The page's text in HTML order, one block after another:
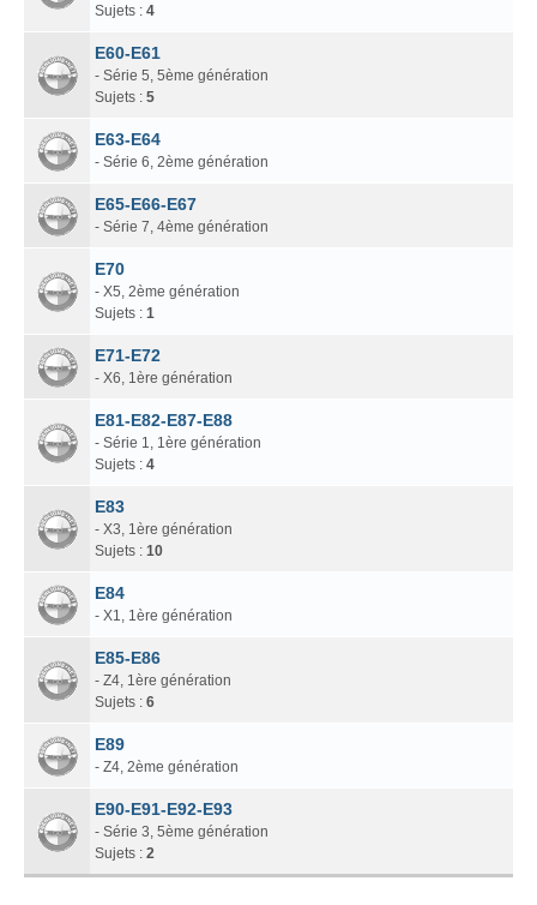
Sujets : 4
E60-E61
- Série 5, 5ème génération
Sujets : 5
E63-E64
- Série 6, 2ème génération
E65-E66-E67
- Série 7, 4ème génération
E70
- X5, 2ème génération
Sujets : 1
E71-E72
- X6, 1ère génération
E81-E82-E87-E88
- Série 1, 1ère génération
Sujets : 4
E83
- X3, 1ère génération
Sujets : 10
E84
- X1, 1ère génération
E85-E86
- Z4, 1ère génération
Sujets : 6
E89
- Z4, 2ème génération
E90-E91-E92-E93
- Série 3, 5ème génération
Sujets : 2